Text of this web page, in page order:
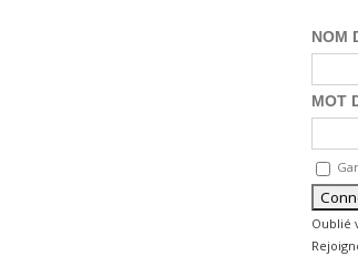
NOM
MOT
Oublié